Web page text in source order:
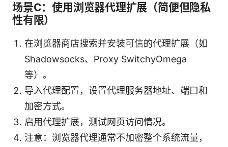
场景C：使用浏览器代理扩展（简便但隐私
性有限）
在浏览器商店搜索并安装可信的代理扩展（如
Shadowsocks、Proxy SwitchyOmega
等）。
导入代理配置，设置代理服务器地址、端口和
加密方式。
启用代理扩展，测试网页访问情况。
注意：浏览器代理通常不加密整个系统流量，